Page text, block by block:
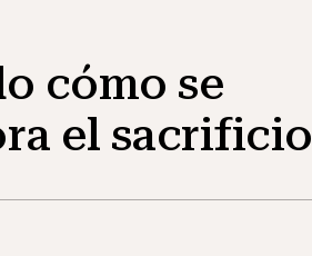
cómo se
el sacrificio